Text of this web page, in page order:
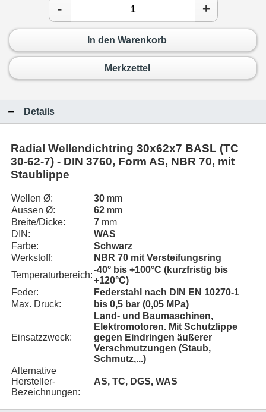
- +
In den Warenkorb
Merkzettel
Details
Radial Wellendichtring 30x62x7 BASL (TC
30-62-7) - DIN 3760, Form AS, NBR 70, mit
Staublippe
Wellen Ø: 30 mm
Aussen Ø:
62 mm
Breite/Dicke:
7 mm
DIN:
WAS
Farbe:
Schwarz
Werkstoff:
NBR 70 mit Versteifungsring
Temperaturbereich:
-40° bis +100°C (kurzfristig bis
+120°C)
Feder:
Federstahl nach DIN EN 10270-1
Max. Druck:
bis 0,5 bar (0,05 MPa)
Einsatzzweck:
Land- und Baumaschinen,
Elektromotoren. Mit Schutzlippe
gegen Eindringen äußerer
Verschmutzungen (Staub,
Schmutz,...)
Alternative
Hersteller-
Bezeichnungen:
AS, TC, DGS, WAS